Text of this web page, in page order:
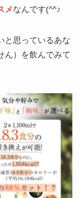
メなんです(^^♪
と思っているあな
ん）を飲んでみて